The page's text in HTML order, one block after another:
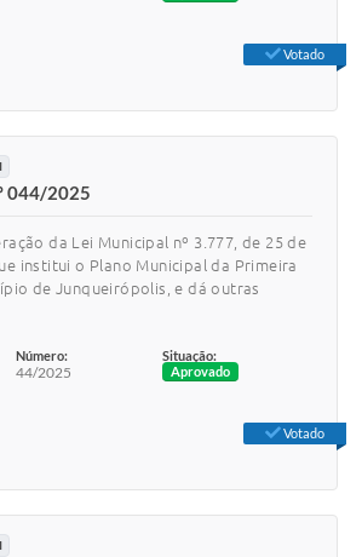
Votado
044/2025
da Lei Municipal nº 3.777, de 25 de
institui o Plano Municipal da Primeira
de Junqueirópolis, e dá outras
Número:
44/2025
Situação:
Aprovado
Votado